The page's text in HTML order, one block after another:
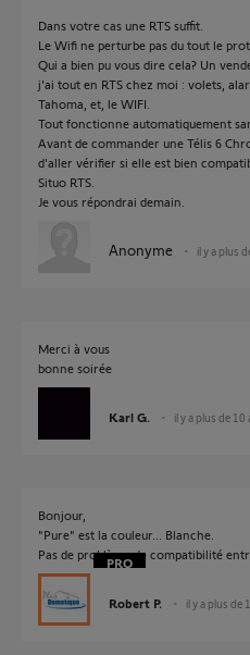
Dans votre cas une RTS suffit.
Le Wifi ne perturbe pas du tout le
Qui a bien pu vous dire cela? Un
j'ai tout en RTS chez moi : volets,
Tahoma, et, le WIFI.
Tout fonctionne automatiquement
Avant de commander une Télis 6
d'aller vérifier si elle est bien
Situo RTS.
Je vous répondrai demain.
Anonyme il y a plus
Merci à vous
bonne soirée
Karl G. il y a plus de 10
Bonjour,
"Pure" est la couleur... Blanche.
Pas de problème de compatibilité
Robert P. il y a plus de